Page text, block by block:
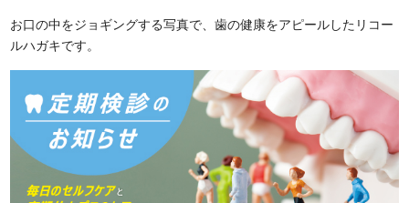
お口の中をジョギングする写真で、歯の健康をアピールしたリコー
ルハガキです。